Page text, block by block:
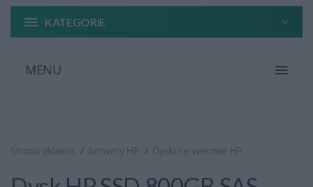
KATEGORIE
MENU
Strona główna Serwery HP Dyski serwerowe HP